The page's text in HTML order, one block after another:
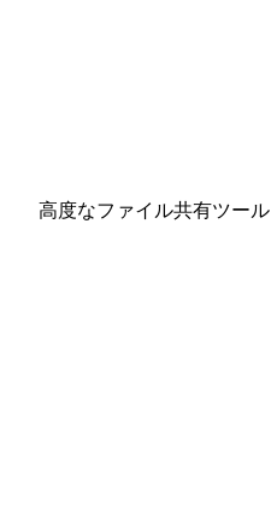
高度なファイル共有ツール